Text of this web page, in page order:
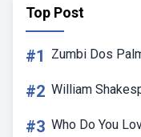
Top Post
#1 Zumbi Dos
#2 William
#3 Who Do You